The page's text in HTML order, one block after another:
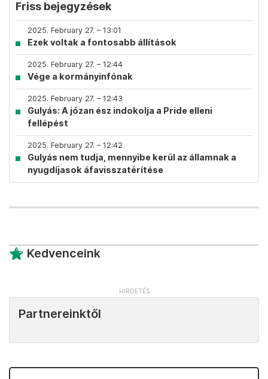
Friss bejegyzések
2025. February 27. – 13:01
Ezek voltak a fontosabb állítások
2025. February 27. – 12:44
Vége a kormányinfónak
2025. February 27. – 12:43
Gulyás: A józan ész indokolja a Pride elleni
fellépést
2025. February 27. – 12:42
Gulyás nem tudja, mennyibe kerül az államnak a
nyugdíjasok áfavisszatérítése
Kedvenceink
Partnereinktől